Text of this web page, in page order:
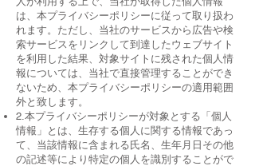
は、本プライバシーポリシーに従って取り扱わ
れます。ただし、当社のサービスから広告や検
索サービスをリンクして到達したウェブサイト
を利用した結果、対象サイトに残された個人情
報については、当社で直接管理することができ
ないため、本プライバシーポリシーの適用範囲
外と致します。
2.本プライバシーポリシーが対象とする「個人
情報」とは、生存する個人に関する情報であっ
て、当該情報に含まれる氏名、生年月日その他
の記述等により特定の個人を識別することがで